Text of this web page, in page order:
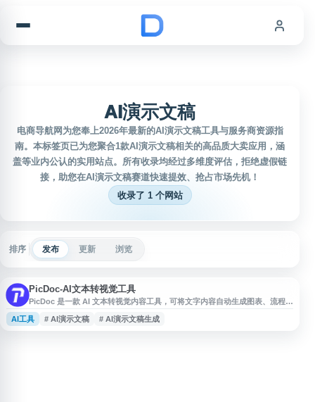
AI演示文稿
电商导航网为您奉上2026年最新的AI演示文稿工具与服务商资源指
南。本标签页已为您聚合1款AI演示文稿相关的高品质大卖应用，涵
盖等业内公认的实用站点。所有收录均经过多维度评估，拒绝虚假链
接，助您在AI演示文稿赛道快速提效、抢占市场先机！
收录了 1 个网站
排序 发布 更新 浏览
PicDoc-AI文本转视觉工具
PicDoc 是一款 AI 文本转视觉内容工具，可将文字内容自动生成图表、流程
图、信息图、思维图等可视化元素，适用于知识整理、商业汇报、PPT 图例制
作和演示文稿素材生成。用户可通过输入文本快速完成信息结构化表达，提升
AI工具 # AI演示文稿 # AI演示文稿生成